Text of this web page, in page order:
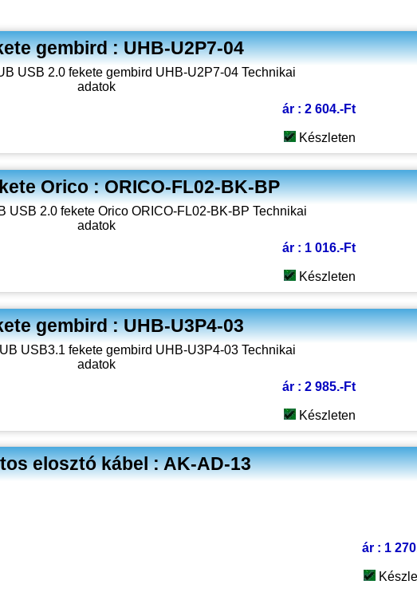
gembird : UHB-U2P7-04
ár : 2 604.-Ft
Készleten
Orico : ORICO-FL02-BK-BP
ár : 1 016.-Ft
Készleten
gembird : UHB-U3P4-03
ár : 2 985.-Ft
Készleten
elosztó kábel : AK-AD-13
ár : 1